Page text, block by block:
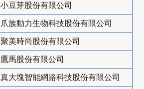
小豆芽股份有限公司
爪族動力生物科技股份有限公司
聚美時尚股份有限公司
鷹馬股份有限公司
真大塊智能網路科技股份有限公司